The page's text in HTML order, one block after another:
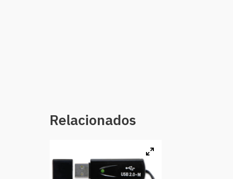
Relacionados